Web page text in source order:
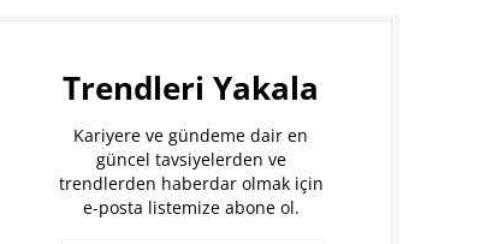
Trendleri Yakala
Kariyere ve gündeme dair en
güncel tavsiyelerden ve
trendlerden haberdar olmak için
e-posta listemize abone ol.